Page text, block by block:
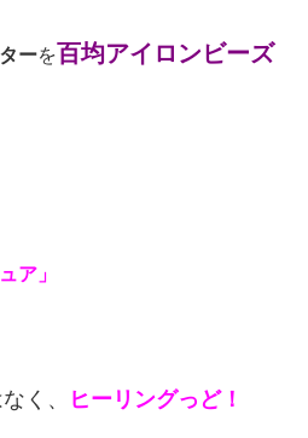
ーを百均アイロンビーズ
ア」
く、 ヒーリングっど！